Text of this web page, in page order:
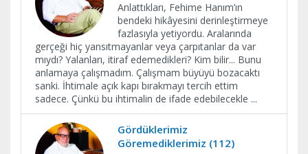
Anlattıkları, Fehime Hanım’ın
bendeki hikâyesini derinleştirmeye
fazlasıyla yetiyordu. Aralarında
gerçeği hiç yansıtmayanlar veya çarpıtanlar da var
mıydı? Yalanları, itiraf edemedikleri? Kim bilir... Bunu
anlamaya çalışmadım. Çalışmam büyüyü bozacaktı
sanki. İhtimale açık kapı bırakmayı tercih ettim
sadece. Çünkü bu ihtimalin de ifade edebilecekle ...
Gördüklerimiz
Göremediklerimiz (112)